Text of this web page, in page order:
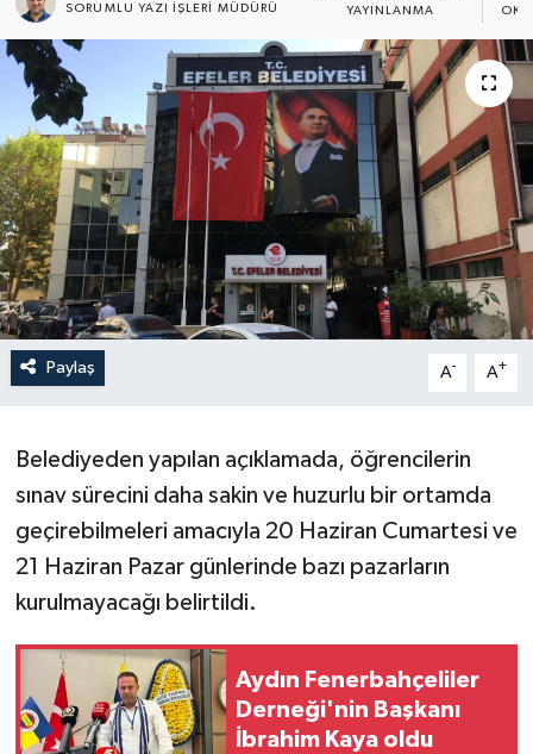
SORUMLU YAZI İŞLERI MÜDÜRÜ YAYINLANMA
Paylaş A- A+
Belediyeden yapılan açıklamada, öğrencilerin
sınav sürecini daha sakin ve huzurlu bir ortamda
geçirebilmeleri amacıyla 20 Haziran Cumartesi ve
21 Haziran Pazar günlerinde bazı pazarların
kurulmayacağı belirtildi.
Aydın Fenerbahçeliler
Derneği'nin Başkanı
İbrahim Kaya oldu